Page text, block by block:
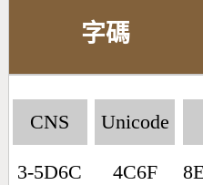
字碼
CNS
3-5D6C
Unicode
4C6F